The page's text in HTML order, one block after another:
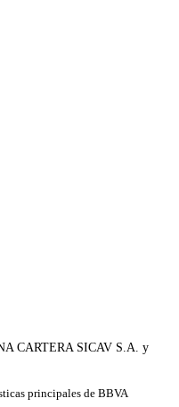
CARTERA SICAV S.A. y
principales de BBVA